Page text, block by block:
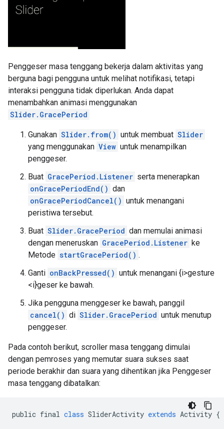
Penggeser masa tenggang bekerja dalam aktivitas yang
berguna bagi pengguna untuk melihat notifikasi, tetapi
interaksi pengguna tidak diperlukan. Anda dapat
menambahkan animasi menggunakan
Slider.GracePeriod
Gunakan Slider.from() untuk membuat Slider
yang menggunakan View untuk menampilkan
penggeser.
Buat GracePeriod.Listener serta menerapkan
onGracePeriodEnd() dan
onGracePeriodCancel() untuk menangani
peristiwa tersebut.
Buat Slider.GracePeriod dan memulai animasi
dengan meneruskan GracePeriod.Listener ke
Metode startGracePeriod() .
Ganti onBackPressed() untuk menangani {i>gesture
<i}geser ke bawah.
Jika pengguna menggeser ke bawah, panggil
cancel() di Slider.GracePeriod untuk menutup
penggeser.
Pada contoh berikut, scroller masa tenggang dimulai
dengan pemroses yang memutar suara sukses saat
periode berakhir dan suara yang dihentikan jika Penggeser
masa tenggang dibatalkan:
public final class SliderActivity extends Activity {